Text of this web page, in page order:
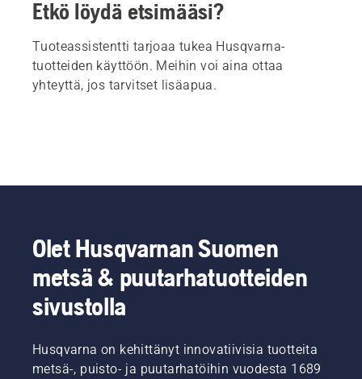
Etkö löydä etsimääsi?
Tuoteassistentti tarjoaa tukea Husqvarna-
tuotteiden käyttöön. Meihin voi aina ottaa
yhteyttä, jos tarvitset lisäapua.
Olet Husqvarnan Suomen
metsä & puutarhatuotteiden
sivustolla
Husqvarna on kehittänyt innovatiivisia tuotteita
metsä-, puisto- ja puutarhatöihin vuodesta 1689